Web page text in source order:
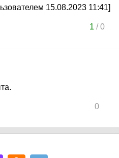
15.08.2023 11:41]
1 /0
0